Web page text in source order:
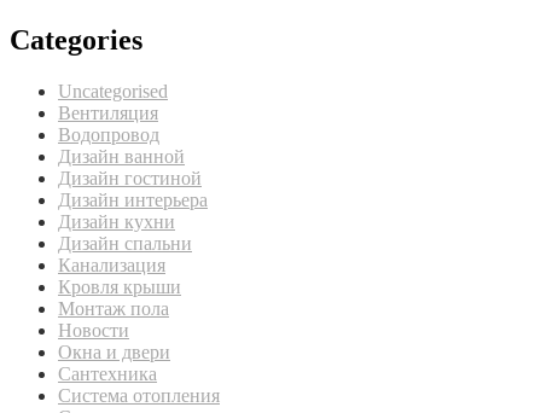
Categories
Uncategorised
Вентиляция
Водопровод
Дизайн ванной
Дизайн гостиной
Дизайн интерьера
Дизайн кухни
Дизайн спальни
Канализация
Кровля крыши
Монтаж пола
Новости
Окна и двери
Сантехника
Система отопления